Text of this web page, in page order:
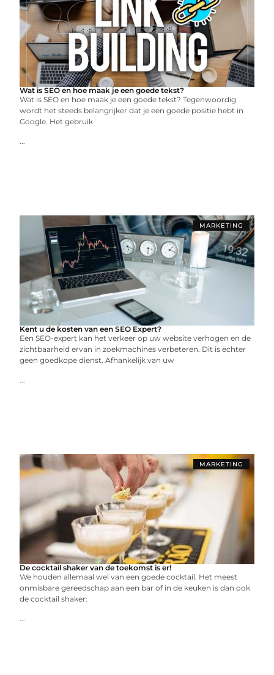
Wat is SEO en hoe maak je een goede tekst?
Wat is SEO en hoe maak je een goede tekst? Tegenwoordig
wordt het steeds belangrijker dat je een goede positie hebt in
Google. Het gebruik
...
MARKETING
Kent u de kosten van een SEO Expert?
Een SEO-expert kan het verkeer op uw website verhogen en de
zichtbaarheid ervan in zoekmachines verbeteren. Dit is echter
geen goedkope dienst. Afhankelijk van uw
...
MARKETING
De cocktail shaker van de toekomst is er!
We houden allemaal wel van een goede cocktail. Het meest
onmisbare gereedschap aan een bar of in de keuken is dan ook
de cocktail shaker:
...